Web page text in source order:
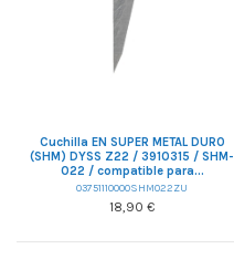
Cuchilla EN SUPER METAL DURO
(SHM) DYSS Z22 / 3910315 / SHM-
022 / compatible para...
03751110000SHM022ZU
18,90 €